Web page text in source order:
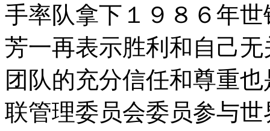
手率队拿下１９８６年
芳一再表示胜利和自己无
团队的充分信任和尊重
联管理委员会委员参与